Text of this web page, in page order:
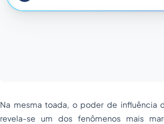
Na mesma toada, o poder de
revela-se um dos fenômenos mais